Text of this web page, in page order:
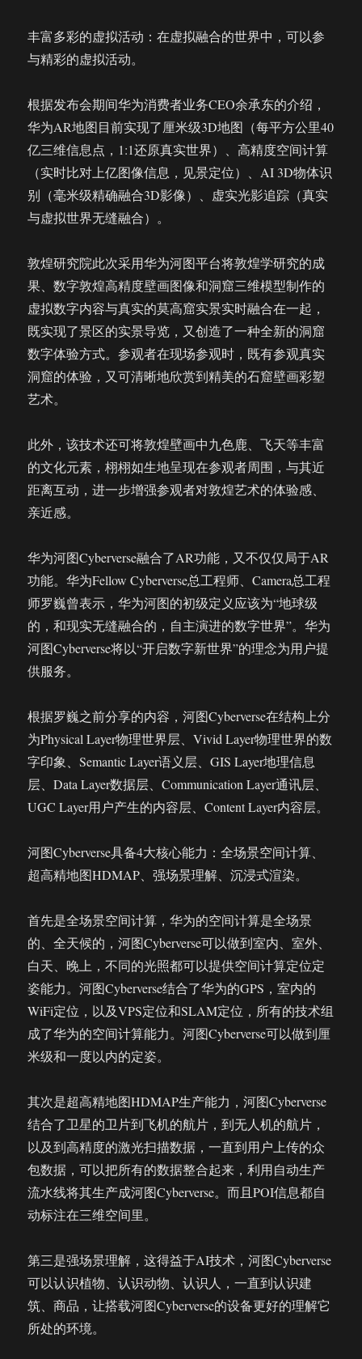
丰富多彩的虚拟活动：在虚拟融合的世界中，可以参
与精彩的虚拟活动。
根据发布会期间华为消费者业务CEO余承东的介绍，
华为AR地图目前实现了厘米级3D地图（每平方公里40
亿三维信息点，1:1还原真实世界）、高精度空间计算
（实时比对上亿图像信息，见景定位）、AI 3D物体识
别（毫米级精确融合3D影像）、虚实光影追踪（真实
与虚拟世界无缝融合）。
敦煌研究院此次采用华为河图平台将敦煌学研究的成
果、数字敦煌高精度壁画图像和洞窟三维模型制作的
虚拟数字内容与真实的莫高窟实景实时融合在一起，
既实现了景区的实景导览，又创造了一种全新的洞窟
数字体验方式。参观者在现场参观时，既有参观真实
洞窟的体验，又可清晰地欣赏到精美的石窟壁画彩塑
艺术。
此外，该技术还可将敦煌壁画中九色鹿、飞天等丰富
的文化元素，栩栩如生地呈现在参观者周围，与其近
距离互动，进一步增强参观者对敦煌艺术的体验感、
亲近感。
华为河图Cyberverse融合了AR功能，又不仅仅局于AR
功能。华为Fellow Cyberverse总工程师、Camera总工程
师罗巍曾表示，华为河图的初级定义应该为“地球级
的，和现实无缝融合的，自主演进的数字世界”。华为
河图Cyberverse将以“开启数字新世界”的理念为用户提
供服务。
根据罗巍之前分享的内容，河图Cyberverse在结构上分
为Physical Layer物理世界层、Vivid Layer物理世界的数
字印象、Semantic Layer语义层、GIS Layer地理信息
层、Data Layer数据层、Communication Layer通讯层、
UGC Layer用户产生的内容层、Content Layer内容层。
河图Cyberverse具备4大核心能力：全场景空间计算、
超高精地图HDMAP、强场景理解、沉浸式渲染。
首先是全场景空间计算，华为的空间计算是全场景
的、全天候的，河图Cyberverse可以做到室内、室外、
白天、晚上，不同的光照都可以提供空间计算定位定
姿能力。河图Cyberverse结合了华为的GPS，室内的
WiFi定位，以及VPS定位和SLAM定位，所有的技术组
成了华为的空间计算能力。河图Cyberverse可以做到厘
米级和一度以内的定姿。
其次是超高精地图HDMAP生产能力，河图Cyberverse
结合了卫星的卫片到飞机的航片，到无人机的航片，
以及到高精度的激光扫描数据，一直到用户上传的众
包数据，可以把所有的数据整合起来，利用自动生产
流水线将其生产成河图Cyberverse。而且POI信息都自
动标注在三维空间里。
第三是强场景理解，这得益于AI技术，河图Cyberverse
可以认识植物、认识动物、认识人，一直到认识建
筑、商品，让搭载河图Cyberverse的设备更好的理解它
所处的环境。